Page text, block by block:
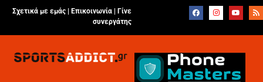
Σχετικά με εμάς | Επικοινωνία
Γίνε
συνεργάτης